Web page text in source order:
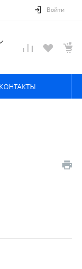
Войти
КОНТАКТЫ